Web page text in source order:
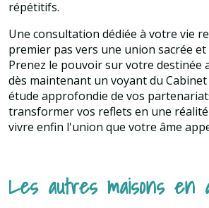
répétitifs.
Une consultation dédiée à votre vie
premier pas vers une union sacrée
Prenez le pouvoir sur votre destinée
dès maintenant un voyant du
étude approfondie de vos
transformer vos reflets en une
vivre enfin l'union que votre âme
Les autres maisons en